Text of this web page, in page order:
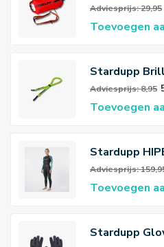
Adviesprijs: 29,95
Toevoegen
Stardupp
Adviesprijs: 8,95
Toevoegen
Stardupp
Wetsuit
Adviesprijs:
Toevoegen
Stardupp